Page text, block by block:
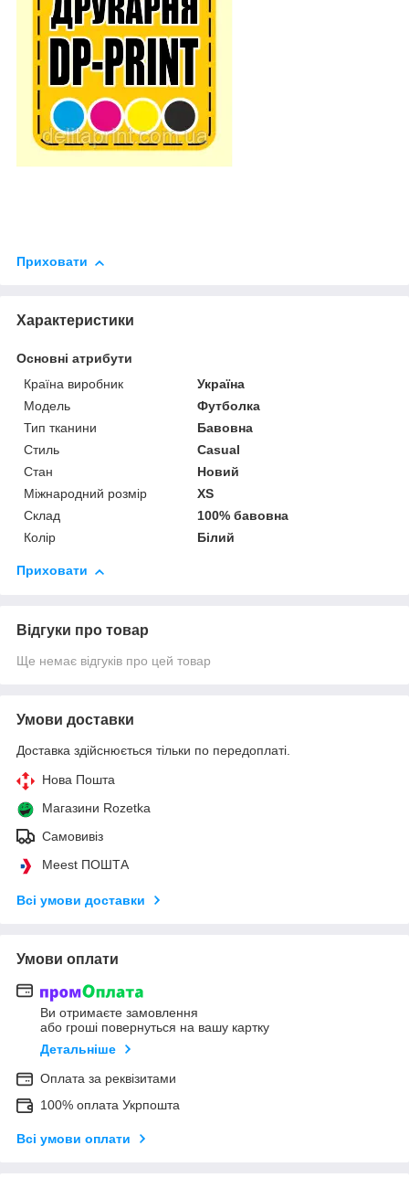
Приховати
Характеристики
Основні атрибути
Країна виробник
Україна
Модель
Футболка
Тип тканини
Бавовна
Стиль
Casual
Стан
Новий
Міжнародний розмір
XS
Склад
100% бавовна
Колір
Білий
Приховати
Відгуки про товар
Ще немає відгуків про цей товар
Умови доставки
Доставка здійснюється тільки по передоплаті.
Нова Пошта
Магазини Rozetka
Самовивіз
Meest ПОШТА
Всі умови доставки
Умови оплати
Ви отримаєте замовлення
або гроші повернуться на вашу картку
Детальніше
Оплата за реквізитами
100% оплата Укрпошта
Всі умови оплати